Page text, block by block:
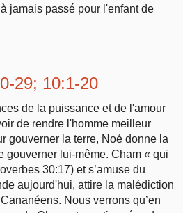
jamais passé pour l'enfant de
29; 10:1-20
de la puissance et de l'amour
de rendre l'homme meilleur
gouverner la terre, Noé donne la
gouverner lui-même. Cham « qui
30:17) et s’amuse du
aujourd'hui, attire la malédiction
Nous verrons qu’en